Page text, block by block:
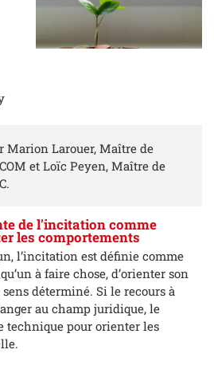
Marion Larouer, Maître de
et Loïc Peyen, Maître de
de l'incitation comme
les comportements
l’incitation est définie comme
à faire chose, d’orienter son
déterminé. Si le recours à
au champ juridique, le
technique pour orienter les